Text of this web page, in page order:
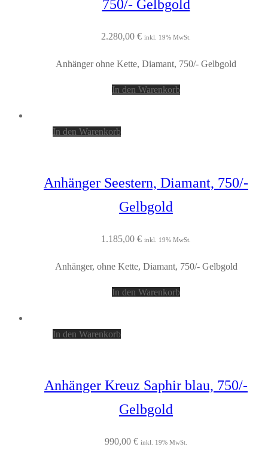
750/- Gelbgold
2.280,00 € inkl. 19% MwSt.
Anhänger ohne Kette, Diamant, 750/- Gelbgold
In den Warenkorb
In den Warenkorb
Anhänger Seestern, Diamant, 750/-
Gelbgold
1.185,00 € inkl. 19% MwSt.
Anhänger, ohne Kette, Diamant, 750/- Gelbgold
In den Warenkorb
In den Warenkorb
Anhänger Kreuz Saphir blau, 750/-
Gelbgold
990,00 € inkl. 19% MwSt.